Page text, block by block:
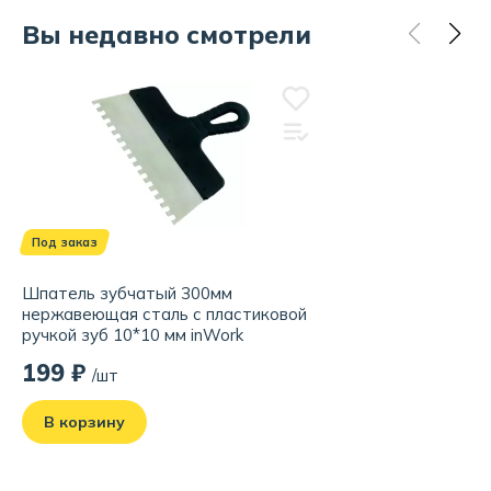
Вы недавно смотрели
Под заказ
Шпатель зубчатый 300мм
нержавеющая сталь с пластиковой
ручкой зуб 10*10 мм inWork
199 ₽ /шт
В корзину